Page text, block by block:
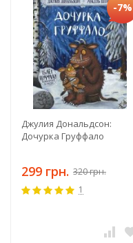
-7%
Джулия Дональдсон:
Дочурка Груффало
299 грн. 320 грн.
1